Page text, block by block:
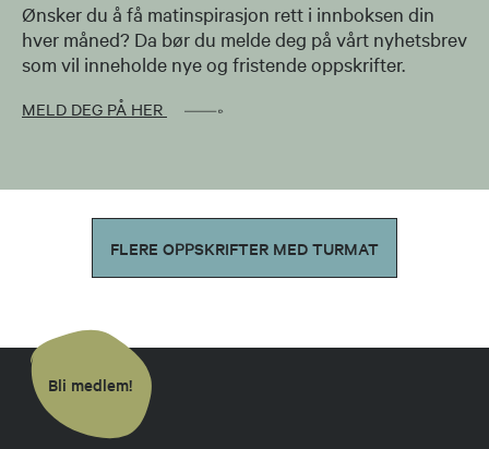
Ønsker du å få matinspirasjon rett i innboksen din
hver måned? Da bør du melde deg på vårt nyhetsbrev
som vil inneholde nye og fristende oppskrifter.
MELD DEG PÅ HER
FLERE OPPSKRIFTER MED TURMAT
Bli medlem!